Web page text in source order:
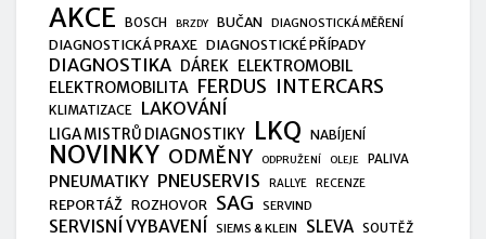
AKCE BOSCH BRZDY BUČAN DIAGNOSTICKÁ MĚŘENÍ
DIAGNOSTICKÁ PRAXE DIAGNOSTICKÉ PŘÍPADY
DIAGNOSTIKA DÁREK ELEKTROMOBIL
ELEKTROMOBILITA FERDUS INTERCARS
KLIMATIZACE LAKOVÁNÍ
LIGA MISTRŮ DIAGNOSTIKY LKQ NABÍJENÍ
NOVINKY ODMĚNY ODPRUŽENÍ OLEJE PALIVA
PNEUMATIKY PNEUSERVIS RALLYE RECENZE
REPORTÁŽ ROZHOVOR SAG SERVIND
SERVISNÍ VYBAVENÍ SIEMS & KLEIN SLEVA SOUTĚŽ